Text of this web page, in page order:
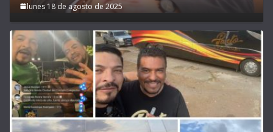
lunes 18 de agosto de 2025